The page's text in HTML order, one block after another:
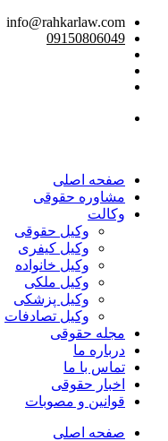
info@rahkarlaw.com
09150806049
صفحه اصلی
مشاوره حقوقی
وکالت
وکیل حقوقی
وکیل کیفری
وکیل خانواده
وکیل ملکی
وکیل پزشکی
وکیل تصادفات
مجله حقوقی
درباره ما
تماس با ما
اخبار حقوقی
قوانین و مصوبات
صفحه اصلی